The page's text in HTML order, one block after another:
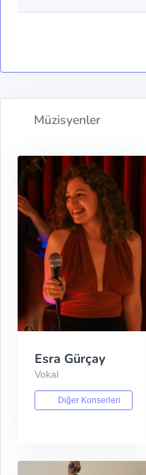
Müzisyenler
Esra Gürçay
Vokal
Diğer Konserleri